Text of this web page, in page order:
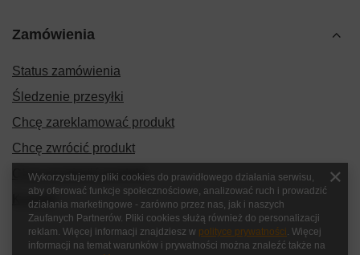
Zamówienia
Status zamówienia
Śledzenie przesyłki
Chcę zareklamować produkt
Chcę zwrócić produkt
Chcę wymienić produkt
Kontakt
Wykorzystujemy pliki cookies do prawidłowego działania serwisu,
aby oferować funkcje społecznościowe, analizować ruch i prowadzić
działania marketingowe - zarówno przez nas, jak i naszych
Zaufanych Partnerów. Pliki cookies służą również do personalizacji
reklam. Więcej informacji znajdziesz w polityce prywatności. Więcej
informacji na temat warunków i prywatności można znaleźć także na